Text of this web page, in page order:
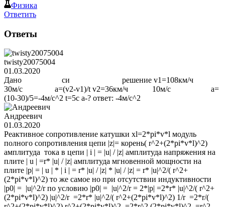
Физика
Ответить
Ответы
twisty20075004
01.03.2020
Дано си решение v1=108км/ч
30м/с a=(v2-v1)/t v2=36км/ч 10м/с a=
(10-30)/5=-4м/с^2 t=5с a-? ответ: -4м/с^2
Андреевич
01.03.2020
Реактивное сопротивление катушки xl=2*pi*v*l модуль
полного сопротивления цепи |z|= корень( r^2+(2*pi*v*l)^2)
амплитуда тока в цепи | i | = |u| / |z| амплитуда напряжения на
плите | u | =r* |u| / |z| амплитуда мгновенной мощности на
плите |p| = | u | * | i | = r* |u| / |z| * |u| / |z| = r* |u|^2/( r^2+
(2*pi*v*l)^2) то же самое но при отсутствии индуктивности
|p0| = |u|^2/r по условию |p0| = |u|^2/r = 2*|p| =2*r* |u|^2/( r^2+
(2*pi*v*l)^2) |u|^2/r =2*r* |u|^2/( r^2+(2*pi*v*l)^2) 1/r =2*r/(